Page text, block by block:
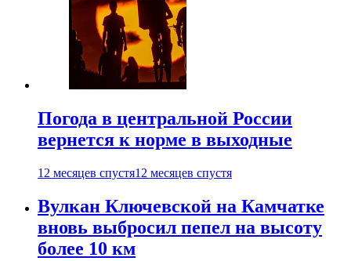
Погода в центральной России
вернется к норме в выходные
12 месяцев спустя12 месяцев спустя
Вулкан Ключевской на Камчатке
вновь выбросил пепел на высоту
более 10 км